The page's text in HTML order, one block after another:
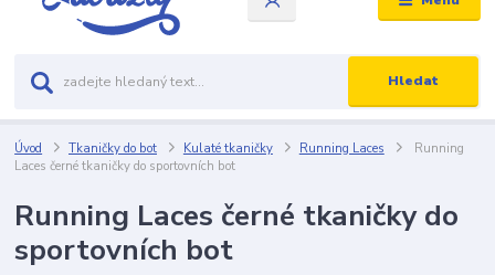
Hledat
Úvod Tkaničky do bot Kulaté tkaničky Running Laces
Running
Laces černé tkaničky do sportovních bot
Running Laces černé tkaničky do
sportovních bot